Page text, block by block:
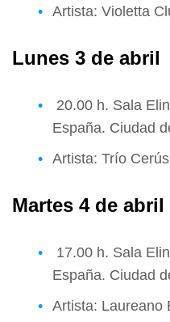
Artista: Violetta
Lunes 3 de abril
20.00 h. Sala
España. Ciudad
Artista: Trío
Martes 4 de abril
17.00 h. Sala
España. Ciudad
Artista: Laureano